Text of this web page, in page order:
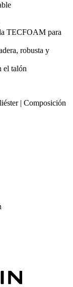
TECFOAM para
robusta y
el talón
| Composición